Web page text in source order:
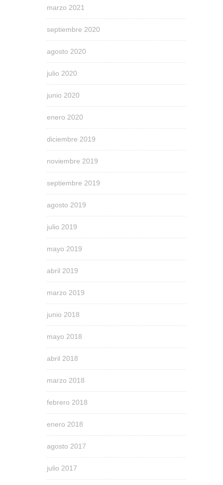
marzo 2021
septiembre 2020
agosto 2020
julio 2020
junio 2020
enero 2020
diciembre 2019
noviembre 2019
septiembre 2019
agosto 2019
julio 2019
mayo 2019
abril 2019
marzo 2019
junio 2018
mayo 2018
abril 2018
marzo 2018
febrero 2018
enero 2018
agosto 2017
julio 2017